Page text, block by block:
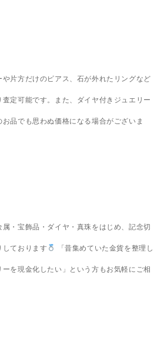
片方だけのピアス、石が外れたリングなど
定可能です。また、ダイヤ付きジュエリー
品でも思わぬ価格になる場合がございま
・宝飾品・ダイヤ・真珠をはじめ、記念切
しております 「昔集めていた金貨を整理し
を現金化したい」という方もお気軽にご相